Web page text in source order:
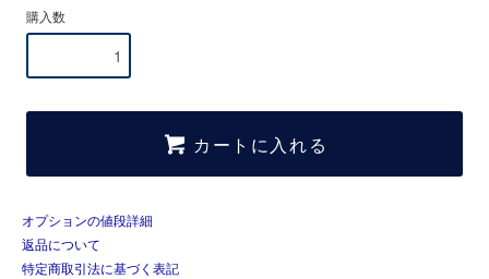
購入数
カートに入れる
オプションの値段詳細
返品について
特定商取引法に基づく表記